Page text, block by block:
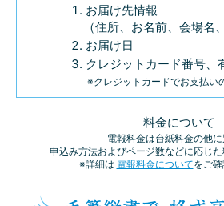
お届け先情報
（住所、お名前、会場名
お届け日
クレジットカード番号、
※クレジットカードでお支払い
料金について
電報料金は台紙料金の他に
申込み方法およびページ数などに応じた
※詳細は 電報料金についてをご確